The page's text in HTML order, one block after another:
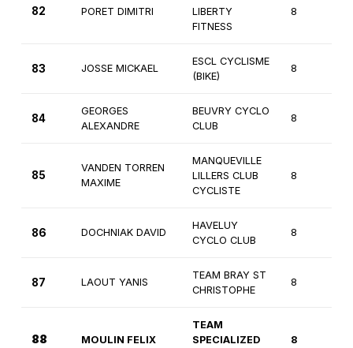
82 PORET DIMITRI
LIBERTY
FITNESS
8
83 JOSSE MICKAEL
ESCL CYCLISME
(BIKE)
8
84
GEORGES
ALEXANDRE
BEUVRY CYCLO
CLUB
8
85
VANDEN TORREN
MAXIME
MANQUEVILLE
LILLERS CLUB
CYCLISTE
8
86 DOCHNIAK DAVID
HAVELUY
CYCLO CLUB
8
87 LAOUT YANIS
TEAM BRAY ST
CHRISTOPHE
8
88 MOULIN FELIX
TEAM
SPECIALIZED
8